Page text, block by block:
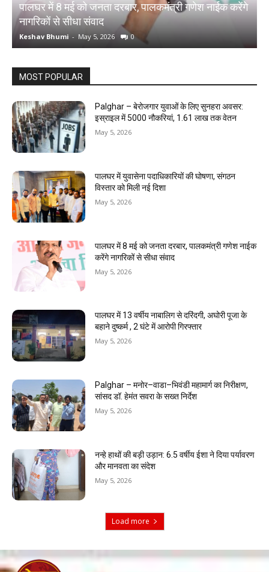
पालघर में 8 मई को जनता दरबार, पालकमंत्री गणेश नाईक करेंगे
नागरिकों से सीधा संवाद
Keshav Bhumi - May 5, 2026 0
MOST POPULAR
Palghar – बेरोजगार युवाओं के लिए सुनहरा अवसर:
इस्राइल में 5000 नौकरियां, ₹1.61 लाख तक वेतन
May 5, 2026
पालघर में युवासेना पदाधिकारियों की घोषणा, संगठन
विस्तार को मिली नई दिशा
May 5, 2026
पालघर में 8 मई को जनता दरबार, पालकमंत्री गणेश नाईक
करेंगे नागरिकों से सीधा संवाद
May 5, 2026
पालघर में 13 वर्षीय नाबालिग से दरिंदगी, अघोरी पूजा के
बहाने दुष्कर्म , 2 घंटे में आरोपी गिरफ्तार
May 5, 2026
Palghar – मनोर–वाडा–भिवंडी महामार्ग का निरीक्षण,
सांसद डॉ. हेमंत सवरा के सख्त निर्देश
May 5, 2026
नन्हे हाथों की बड़ी उड़ान: 6.5 वर्षीय ईशा ने दिया पर्यावरण
और मानवता का संदेश
May 5, 2026
Load more